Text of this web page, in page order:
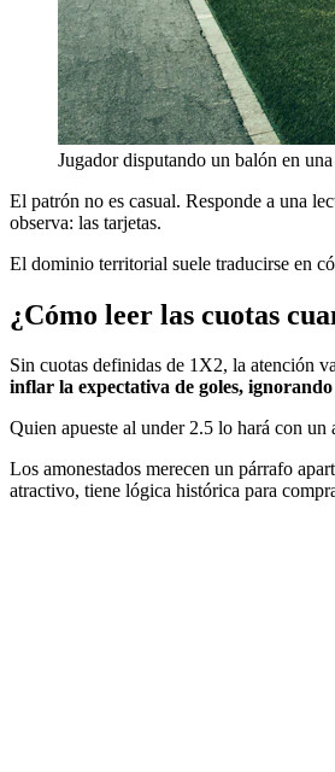
Jugador disputando un balón en
El patrón no es casual. Responde a una
observa: las tarjetas.
El dominio territorial suele traducirse en
¿Cómo leer las cuotas
Sin cuotas definidas de 1X2, la atención
inflar la expectativa de goles,
Quien apueste al under 2.5 lo hará con
Los amonestados merecen un párrafo
atractivo, tiene lógica histórica para